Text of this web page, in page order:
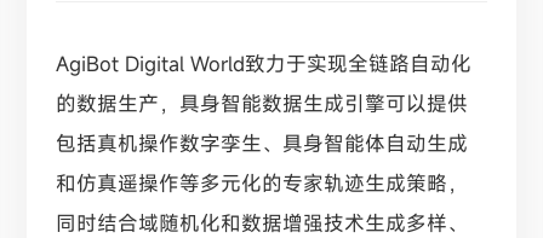
AgiBot Digital World致力于实现全链路自动化
的数据生产，具身智能数据生成引擎可以提供
包括真机操作数字孪生、具身智能体自动生成
和仿真遥操作等多元化的专家轨迹生成策略，
同时结合域随机化和数据增强技术生成多样、